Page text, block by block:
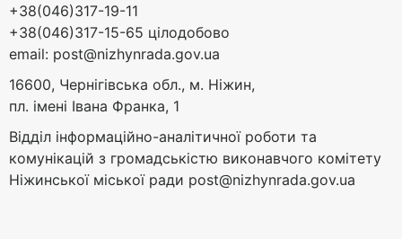
+38(046)317-19-11
+38(046)317-15-65 цілодобово
email: post@nizhynrada.gov.ua
16600, Чернігівська обл., м. Ніжин,
пл. імені Івана Франка, 1
Відділ інформаційно-аналітичної роботи та
комунікацій з громадськістю виконавчого комітету
Ніжинської міської ради post@nizhynrada.gov.ua